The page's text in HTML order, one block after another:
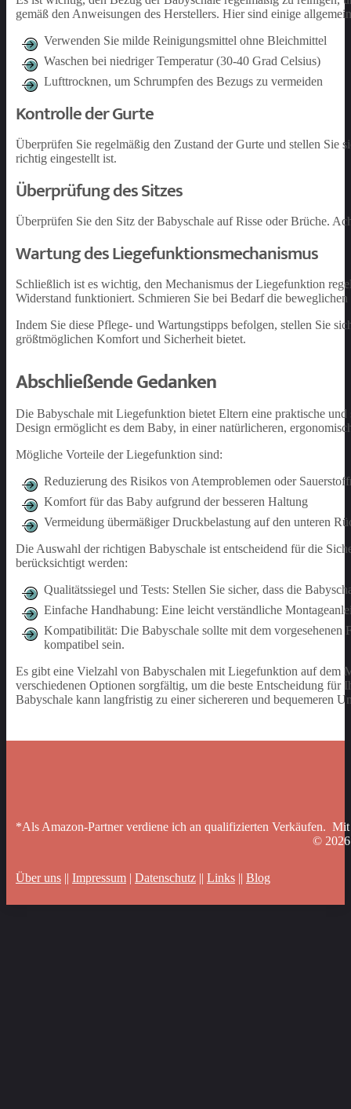
gemäß den Anweisungen des Herstellers. Hier sind einige
Verwenden Sie milde Reinigungsmittel ohne Bleichmittel
Waschen bei niedriger Temperatur (30-40 Grad Celsius)
Lufttrocknen, um Schrumpfen des Bezugs zu vermeiden
Kontrolle der Gurte
Überprüfen Sie regelmäßig den Zustand der Gurte und stellen Sie
richtig eingestellt ist.
Überprüfung des Sitzes
Überprüfen Sie den Sitz der Babyschale auf Risse oder Brüche.
Wartung des Liegefunktionsmechanismus
Schließlich ist es wichtig, den Mechanismus der Liegefunktion
Widerstand funktioniert. Schmieren Sie bei Bedarf die
Indem Sie diese Pflege- und Wartungstipps befolgen, stellen Sie
größtmöglichen Komfort und Sicherheit bietet.
Abschließende Gedanken
Die Babyschale mit Liegefunktion bietet Eltern eine praktische
Design ermöglicht es dem Baby, in einer natürlicheren,
Mögliche Vorteile der Liegefunktion sind:
Reduzierung des Risikos von Atemproblemen oder
Komfort für das Baby aufgrund der besseren Haltung
Vermeidung übermäßiger Druckbelastung auf den unteren
Die Auswahl der richtigen Babyschale ist entscheidend für die
berücksichtigt werden:
Qualitätssiegel und Tests: Stellen Sie sicher, dass die
Einfache Handhabung: Eine leicht verständliche
Kompatibilität: Die Babyschale sollte mit dem vorgesehenen
kompatibel sein.
Es gibt eine Vielzahl von Babyschalen mit Liegefunktion auf dem
verschiedenen Optionen sorgfältig, um die beste Entscheidung
Babyschale kann langfristig zu einer sichereren und bequemeren
*Als Amazon-Partner verdiene ich an qualifizierten Verkäufen.
©
Über uns || Impressum | Datenschutz || Links || Blog